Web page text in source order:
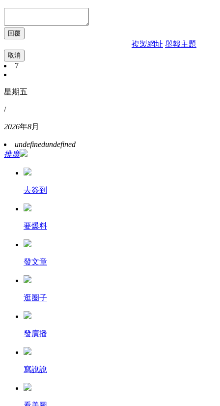
複製網址 舉報主題
取消
7
星期五
/
2026年8月
undefinedundefined
推廣
去簽到
要爆料
發文章
逛圈子
發廣播
寫說說